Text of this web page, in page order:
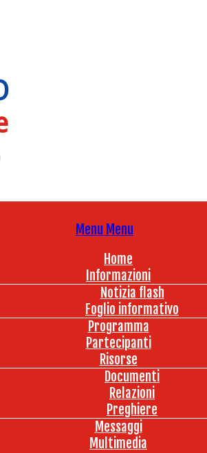
Menu Menu
Home
Informazioni
Notizia flash
Foglio informativo
Programma
Partecipanti
Risorse
Documenti
Relazioni
Preghiere
Messaggi
Multimedia